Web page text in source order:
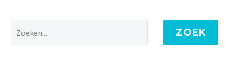
ZOEK